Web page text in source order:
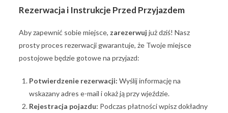
Rezerwacja i Instrukcje Przed Przyjazdem
Aby zapewnić sobie miejsce, zarezerwuj już dziś! Nasz
prosty proces rezerwacji gwarantuje, że Twoje miejsce
postojowe będzie gotowe na przyjazd:
Potwierdzenie rezerwacji: Wyślij informację na
wskazany adres e-mail i okaż ją przy wjeździe.
Rejestracja pojazdu: Podczas płatności wpisz dokładny